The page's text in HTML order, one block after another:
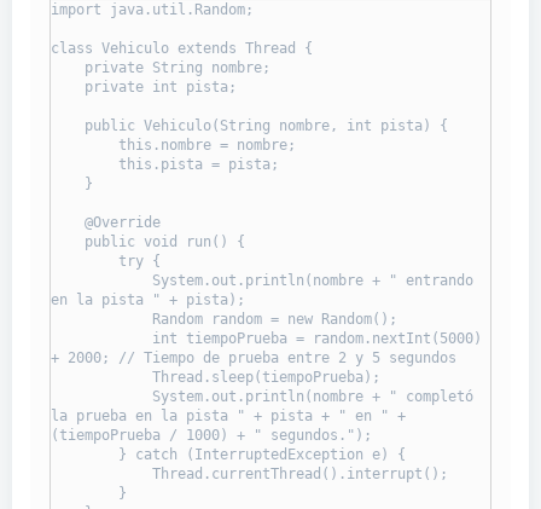
import java.util.Random;
class Vehiculo extends Thread {
en la pista " + pista);
+ 2000; // Tiempo de prueba entre 2 y 5 segundos
la prueba en la pista " + pista + " en " +
(tiempoPrueba / 1000) + " segundos.");